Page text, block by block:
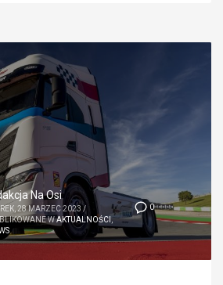
0
Na Osi
28 MARZEC 2023 /
WAKTUALNOŚCI ,